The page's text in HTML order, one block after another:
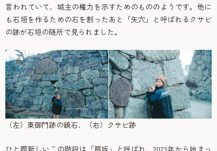
言われていて、城主の権力を示すためのもののようです。他に
も石垣を作るための石を割ったあと「矢穴」と呼ばれるクサビ
の跡が石垣の随所で見られました。
（左）東御門跡の鏡石、（右）クサビ跡
ひと際新しいこの階段は「扇坂」と呼ばれ、2023年から始まっ